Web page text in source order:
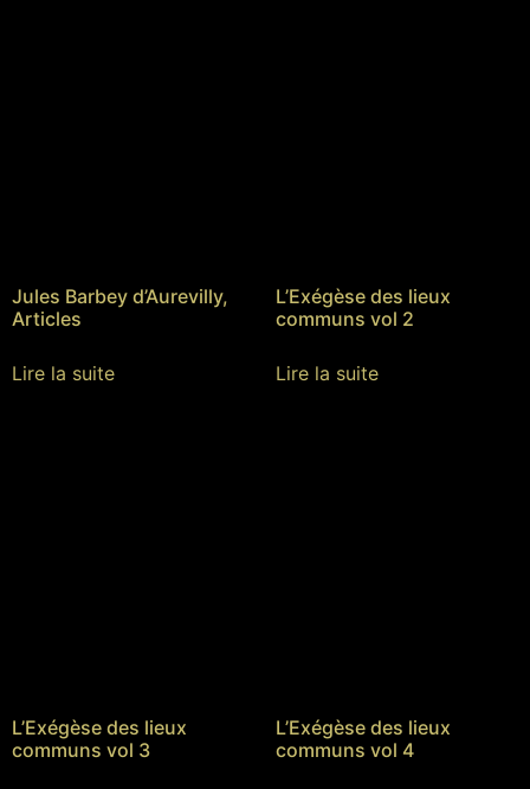
Jules Barbey d’Aurevilly,
Articles
Lire la suite
L’Exégèse des lieux
communs vol 2
Lire la suite
L’Exégèse des lieux
communs vol 3
L’Exégèse des lieux
communs vol 4